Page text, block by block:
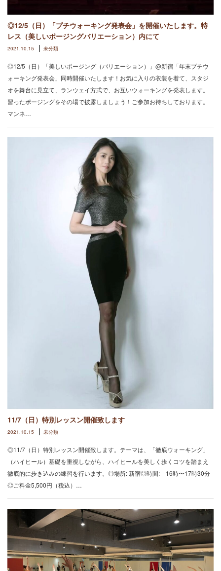
◎12/5（日）「プチウォーキング発表会」を開催いたします。特
レス（美しいポージングバリエーション）内にて
2021.10.15 未分類
◎12/5（日）「美しいポージング（バリエーション）」@新宿「年末プチウ
ォーキング発表会」同時開催いたします！お気に入りの衣装を着て、スタジ
オを舞台に見立て、ランウェイ方式で、お互いウォーキングを発表します。
習ったポージングをその場で披露しましょう！ご参加お待ちしております。
マンネ…
11/7（日）特別レッスン開催致します
2021.10.15 未分類
◎11/7（日）特別レッスン開催致します。テーマは、「徹底ウォーキング」
（ハイヒール）基礎を重視しながら、ハイヒールを美しく歩くコツを踏まえ
徹底的に歩き込みの練習を行います。◎場所: 新宿◎時間: 16時〜17時30分
◎ご料金5,500円（税込）…